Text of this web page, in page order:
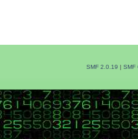
SMF 2.0.19 SMF